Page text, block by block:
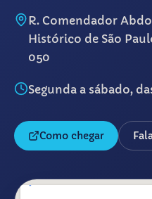
R. Comendador
Histórico de São
050
Segunda a sábado,
Como chegar